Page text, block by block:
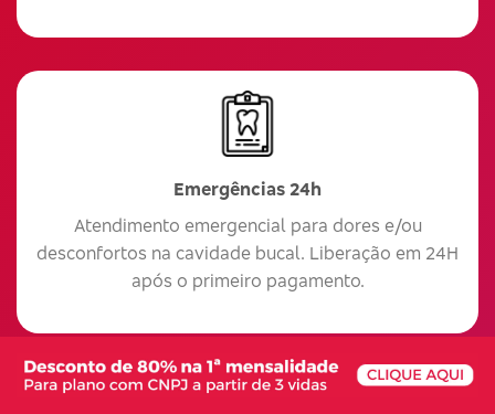
Emergências 24h
Atendimento emergencial para dores e/ou
desconfortos na cavidade bucal. Liberação em 24H
após o primeiro pagamento.